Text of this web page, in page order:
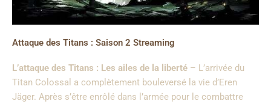
Attaque des Titans : Saison 2 Streaming
L’attaque des Titans : Les ailes de la liberté – L’arrivée du
Titan Colossal a complètement bouleversé la vie d’Eren
Jäger. Après s’être enrôlé dans l’armée pour le combattre